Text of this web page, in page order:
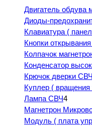
Двигатель обдува
Диоды-
Клавиатура (
Кнопки
Колпачок
Конденсатор
Крючок дверки СВЧ
Куплер (
Лампа СВЧ4
Магнетрон
Модуль ( плата